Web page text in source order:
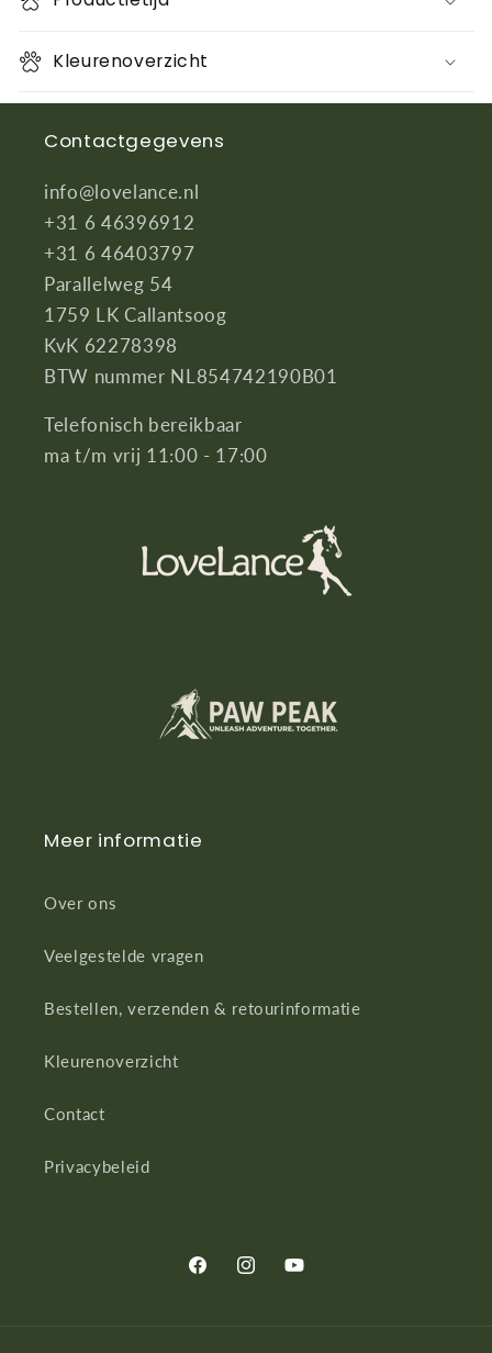
Kleurenoverzicht
Contactgegevens
info@lovelance.nl
+31 6 46396912
+31 6 46403797
Parallelweg 54
1759 LK Callantsoog
KvK 62278398
BTW nummer NL854742190B01
Telefonisch bereikbaar
ma t/m vrij 11:00 - 17:00
Meer informatie
Over ons
Veelgestelde vragen
Bestellen, verzenden & retourinformatie
Kleurenoverzicht
Contact
Privacybeleid
FacebookInstagramYouTube